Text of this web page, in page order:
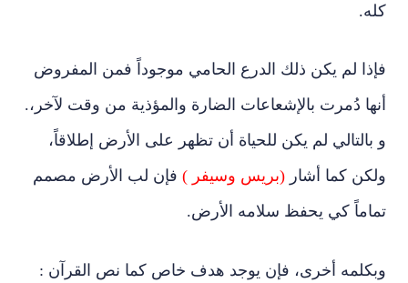
كله.
فإذا لم يكن ذلك الدرع الحامي موجوداً فمن المفروض
أنها دُمرت بالإشعاعات الضارة والمؤذية من وقت لآخر،.
و بالتالي لم يكن للحياة أن تظهر على الأرض إطلاقاً،
ولكن كما أشار (بريس وسيفر ) فإن لب الأرض مصمم
تماماً كي يحفظ سلامه الأرض.
وبكلمه أخرى، فإن يوجد هدف خاص كما نص القرآن :